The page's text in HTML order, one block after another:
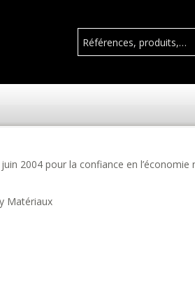
2004 pour la confiance en
Matériaux